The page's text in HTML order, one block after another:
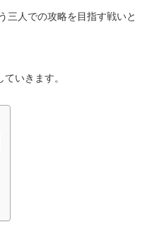
三人での攻略を目指す戦いと
いきます。